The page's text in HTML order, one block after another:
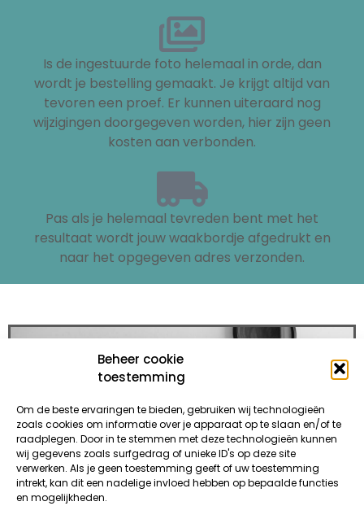
Beheer cookie
toestemming
Om de beste ervaringen te bieden, gebruiken wij technologieën
zoals cookies om informatie over je apparaat op te slaan en/of te
raadplegen. Door in te stemmen met deze technologieën kunnen
wij gegevens zoals surfgedrag of unieke ID's op deze site
verwerken. Als je geen toestemming geeft of uw toestemming
intrekt, kan dit een nadelige invloed hebben op bepaalde functies
en mogelijkheden.
Is de ingestuurde foto helemaal in orde, dan
wordt je bestelling gemaakt. Je krijgt altijd van
tevoren een proef. Er kunnen uiteraard nog
wijzigingen doorgegeven worden, hier zijn geen
kosten aan verbonden.
Pas als je helemaal tevreden bent met het
resultaat wordt jouw waakbordje afgedrukt en
naar het opgegeven adres verzonden.